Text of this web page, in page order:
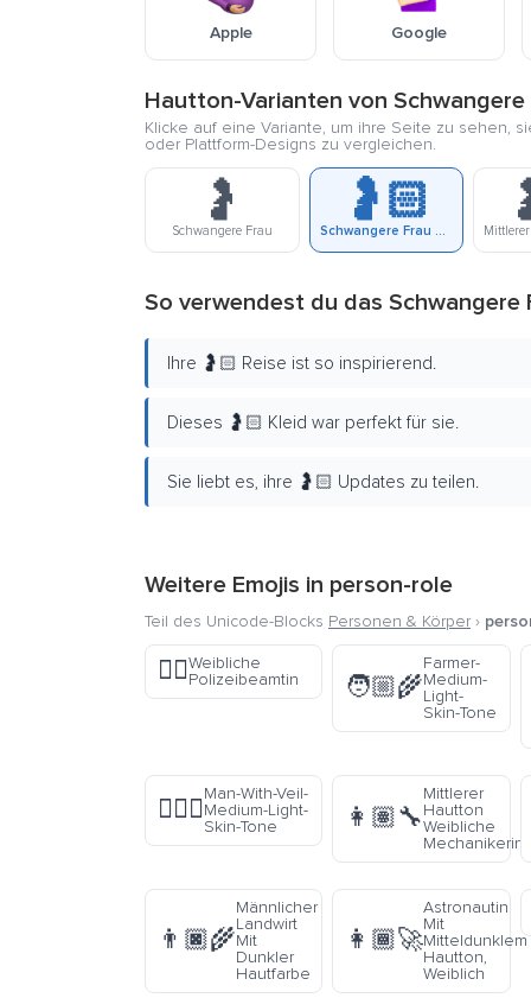
Apple Google
Hautton-Varianten von
Klicke auf eine Variante, um ihre Seite zu sehen,
oder Plattform-Designs zu vergleichen.
🤰
Schwangere Frau
🤰🏻
Schwangere Frau Mit Hellem Hautton
So verwendest du das
Ihre 🤰🏻 Reise ist so inspirierend.
Dieses 🤰🏻 Kleid war perfekt für sie.
Sie liebt es, ihre 🤰🏻 Updates zu teilen.
Weitere Emojis in person-role
Teil des Unicode-Blocks Personen & Körper ›
👮‍♀️Weibliche
Polizeibeamtin
🧑🏼‍🌾
Farmer-
Medium-
Light-
Skin-Tone
👰🏼‍♂️
Man-With-Veil-
Medium-Light-
Skin-Tone
👩🏽‍🔧
Mittlerer
Hautton
Weibliche
Mechanikerin
👨🏿‍🌾
Männlicher
Landwirt
Mit
Dunkler
Hautfarbe
👩🏾‍🚀
Astronautin
Mit
Mitteldunklem
Hautton,
Weiblich